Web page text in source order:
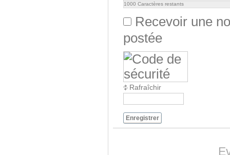
1000 Caractères restants
Recevoir une
postée
Rafraîchir
Enregistrer